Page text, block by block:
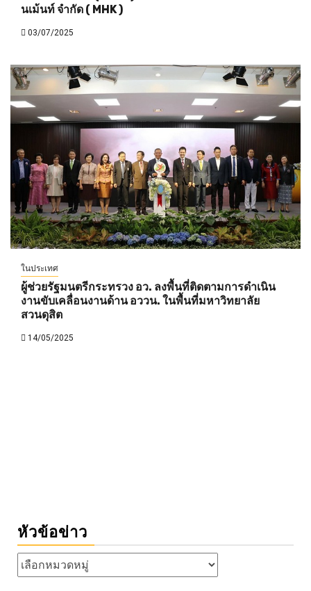
นเม้นท์ จำกัด ( MHK )
03/07/2025
ในประเทศ
ผู้ช่วยรัฐมนตรีกระทรวง อว. ลงพื้นที่ติดตามการดำเนิน
งานขับเคลื่อนงานด้าน อววน. ในพื้นที่มหาวิทยาลัย
สวนดุสิต
14/05/2025
หัวข้อข่าว
หัวข้อ
ข่าว